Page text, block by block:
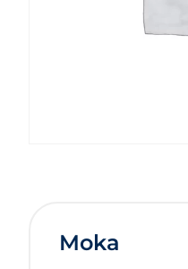
Moka